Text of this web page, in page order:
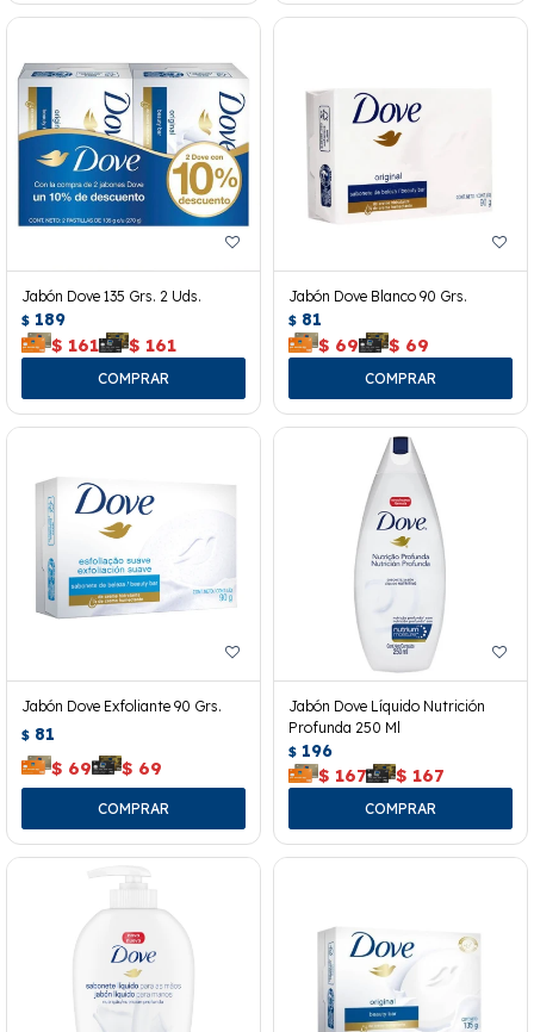
Jabón Dove 135 Grs. 2 Uds.
$ 189
$ 161 $ 161
Jabón Dove Blanco 90 Grs.
$ 81
$ 69 $ 69
Jabón Dove Exfoliante 90 Grs.
$ 81
$ 69 $ 69
Jabón Dove Líquido Nutrición
Profunda 250 Ml
$ 196
$ 167 $ 167